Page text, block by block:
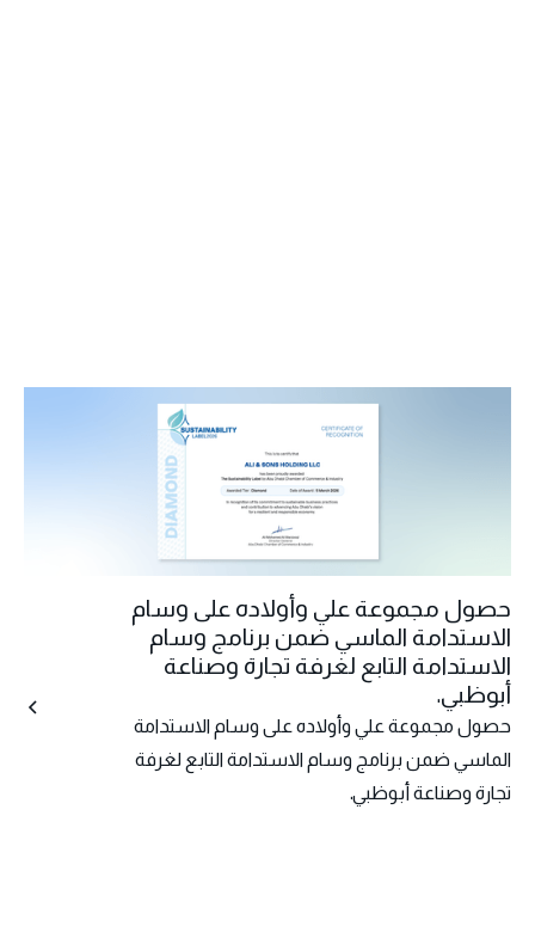
حصول مجموعة علي وأولاده على وسام
الاستدامة الماسي ضمن برنامج وسام
الاستدامة التابع لغرفة تجارة وصناعة
أبوظبي.
حصول مجموعة علي وأولاده على وسام الاستدامة
الماسي ضمن برنامج وسام الاستدامة التابع لغرفة
تجارة وصناعة أبوظبي.